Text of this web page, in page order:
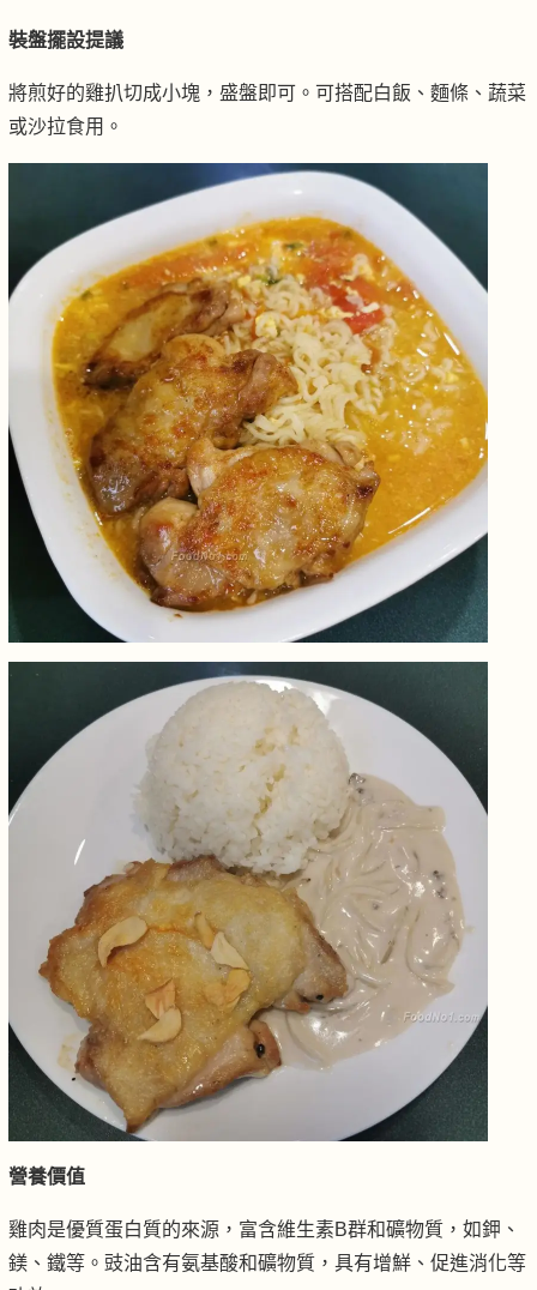
裝盤擺設提議
將煎好的雞扒切成小塊，盛盤即可。可搭配白飯、麵條、蔬菜
或沙拉食用。
營養價值
雞肉是優質蛋白質的來源，富含維生素B群和礦物質，如鉀、
鎂、鐵等。豉油含有氨基酸和礦物質，具有增鮮、促進消化等